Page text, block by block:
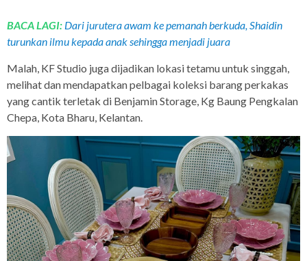
BACA LAGI: Dari jurutera awam ke pemanah berkuda, Shaidin
turunkan ilmu kepada anak sehingga menjadi juara
Malah, KF Studio juga dijadikan lokasi tetamu untuk singgah,
melihat dan mendapatkan pelbagai koleksi barang perkakas
yang cantik terletak di Benjamin Storage, Kg Baung Pengkalan
Chepa, Kota Bharu, Kelantan.